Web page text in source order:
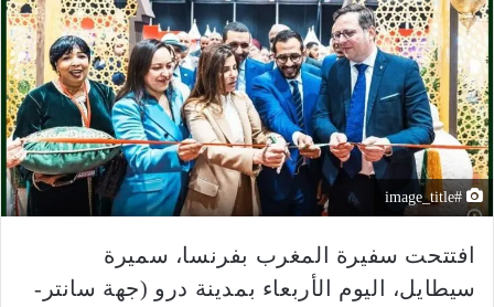
#image_title
افتتحت سفيرة المغرب بفرنسا، سميرة
سيطايل، اليوم الأربعاء بمدينة درو (جهة سانتر-